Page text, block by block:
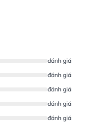
đánh giá
đánh giá
đánh giá
đánh giá
đánh giá